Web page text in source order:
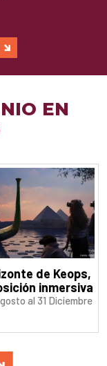
EN
de Keops,
inmersiva
al 31 Diciembre